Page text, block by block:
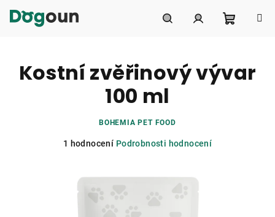
košík
Kostní zvěřinový vývar
100 ml
BOHEMIA PET FOOD
Průměrné
1 hodnocení Podrobnosti hodnocení